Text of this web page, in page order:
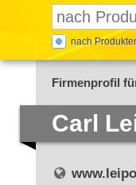
nach
Firmenprofil
Carl